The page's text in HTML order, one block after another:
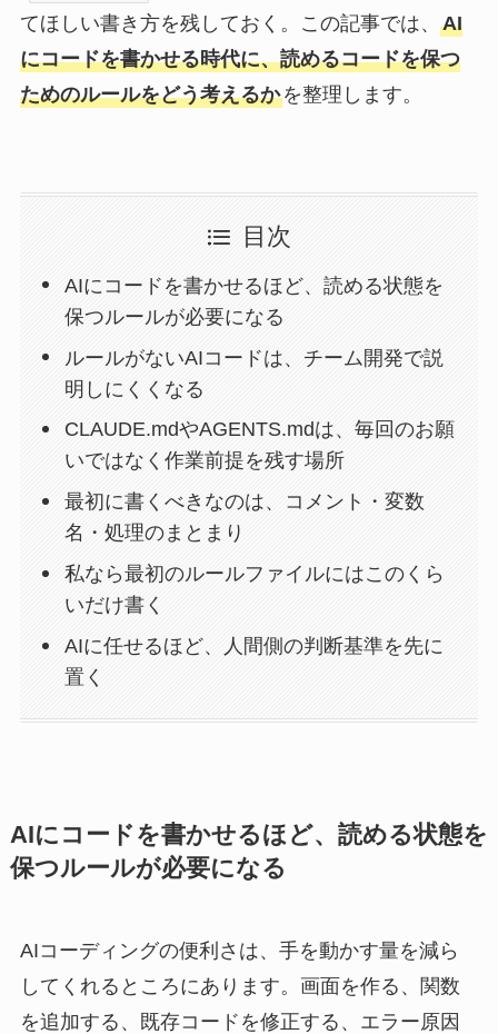
てほしい書き方を残しておく。この記事では、 AI
にコードを書かせる時代に、読めるコードを保つ
ためのルールをどう考えるかを整理します。
目次
AIにコードを書かせるほど、読める状態を
保つルールが必要になる
ルールがないAIコードは、チーム開発で説
明しにくくなる
CLAUDE.mdやAGENTS.mdは、毎回のお願
いではなく作業前提を残す場所
最初に書くべきなのは、コメント・変数
名・処理のまとまり
私なら最初のルールファイルにはこのくら
いだけ書く
AIに任せるほど、人間側の判断基準を先に
置く
AIにコードを書かせるほど、読める状態を
保つルールが必要になる
AIコーディングの便利さは、手を動かす量を減ら
してくれるところにあります。画面を作る、関数
を追加する、既存コードを修正する、エラー原因